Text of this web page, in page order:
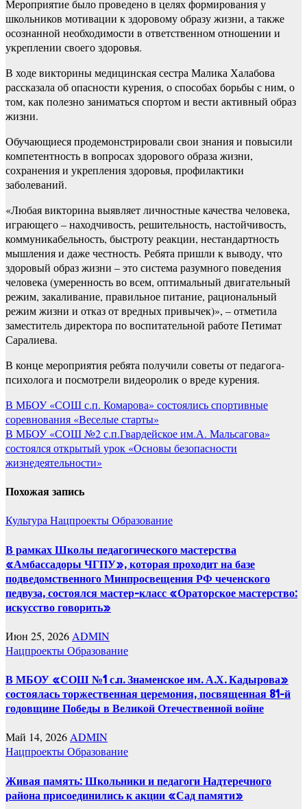
Мероприятие было проведено в целях формирования у
школьников мотивации к здоровому образу жизни, а также
осознанной необходимости в ответственном отношении и
укреплении своего здоровья.
В ходе викторины медицинская сестра Малика Халабова
рассказала об опасности курения, о способах борьбы с ним, о
том, как полезно заниматься спортом и вести активный образ
жизни.
Обучающиеся продемонстрировали свои знания и повысили
компетентность в вопросах здорового образа жизни,
сохранения и укрепления здоровья, профилактики
заболеваний.
«Любая викторина выявляет личностные качества человека,
играющего – находчивость, решительность, настойчивость,
коммуникабельность, быстроту реакции, нестандартность
мышления и даже честность. Ребята пришли к выводу, что
здоровый образ жизни – это система разумного поведения
человека (умеренность во всем, оптимальный двигательный
режим, закаливание, правильное питание, рациональный
режим жизни и отказ от вредных привычек)», – отметила
заместитель директора по воспитательной работе Петимат
Саралиева.
В конце мероприятия ребята получили советы от педагога-
психолога и посмотрели видеоролик о вреде курения.
Навигация
по
записям
В МБОУ «СОШ с.п. Комарова» состоялись спортивные
соревнования «Веселые старты»
В МБОУ «СОШ №2 с.п.Гвардейское им.А. Мальсагова»
состоялся открытый урок «Основы безопасности
жизнедеятельности»
Похожая запись
КультураНацпроектыОбразование
В рамках Школы педагогического мастерства
«Амбассадоры ЧГПУ», которая проходит на базе
подведомственного Минпросвещения РФ чеченского
педвуза, состоялся мастер-класс «Ораторское мастерство:
искусство говорить»
Июн 25, 2026 ADMIN
НацпроектыОбразование
В МБОУ «СОШ №1 с.п. Знаменское им. А.Х. Кадырова»
состоялась торжественная церемония, посвященная 81-й
годовщине Победы в Великой Отечественной войне
Май 14, 2026ADMIN
НацпроектыОбразование
Живая память: Школьники и педагоги Надтеречного
района присоединились к акции «Сад памяти»